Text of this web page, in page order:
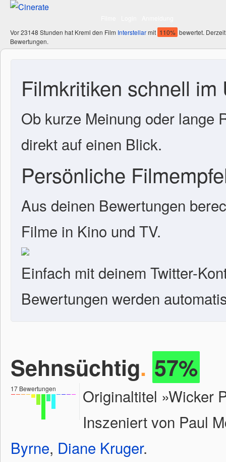
Vor 23148 Stunden hat Kreml den Film Interstellarmit 110% bewertet.
Bewertungen.
Filmkritiken schnell im
Ob kurze Meinung oder lange
direkt auf einen Blick.
Persönliche
Aus deinen Bewertungen
Filme in Kino und TV.
Einfach mit deinem Twitter-
Bewertungen werden
Sehnsüchtig. 57%
17 Bewertungen
Originaltitel »Wicker
Inszeniert von Paul
Byrne, Diane Kruger.